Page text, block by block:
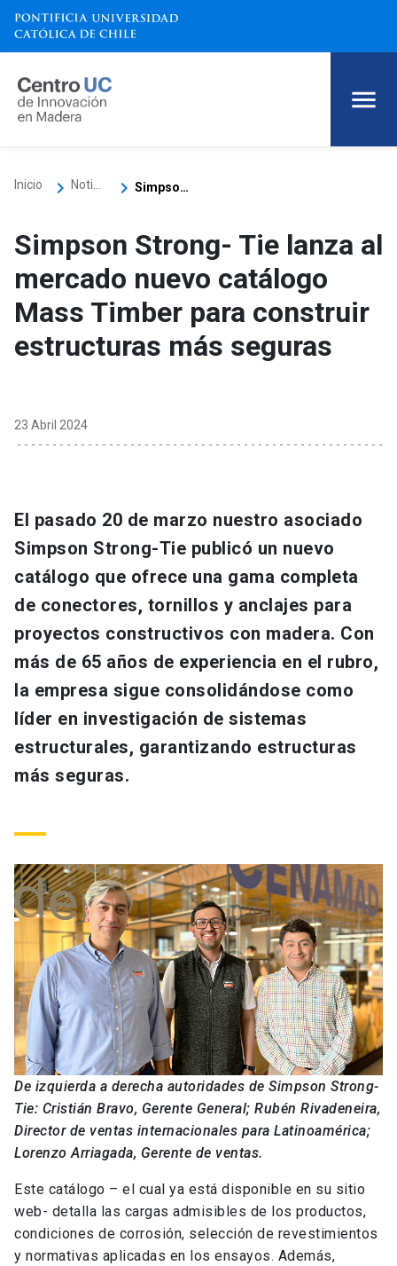
Inicio keyboard_arrow_right keyboard_arrow_right Simpson Strong- Tie lanza al mercado nuevo catálogo Mass Timber para construir estructuras más seguras
Simpson Strong- Tie lanza al
mercado nuevo catálogo
Mass Timber para construir
estructuras más seguras
23 Abril 2024
El pasado 20 de marzo nuestro asociado
Simpson Strong-Tie publicó un nuevo
catálogo que ofrece una gama completa
de conectores, tornillos y anclajes para
proyectos constructivos con madera. Con
más de 65 años de experiencia en el rubro,
la empresa sigue consolidándose como
líder en investigación de sistemas
estructurales, garantizando estructuras
más seguras.
De izquierda a derecha autoridades de Simpson Strong-
Tie: Cristián Bravo, Gerente General; Rubén Rivadeneira,
Director de ventas internacionales para Latinoamérica;
Lorenzo Arriagada, Gerente de ventas.
Este catálogo – el cual ya está disponible en su sitio
web- detalla las cargas admisibles de los productos,
condiciones de corrosión, selección de revestimientos
y normativas aplicadas en los ensayos. Además,